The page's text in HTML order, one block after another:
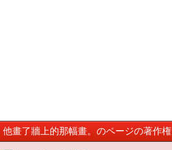
他畫了牆上的那幅畫。のページの著作権